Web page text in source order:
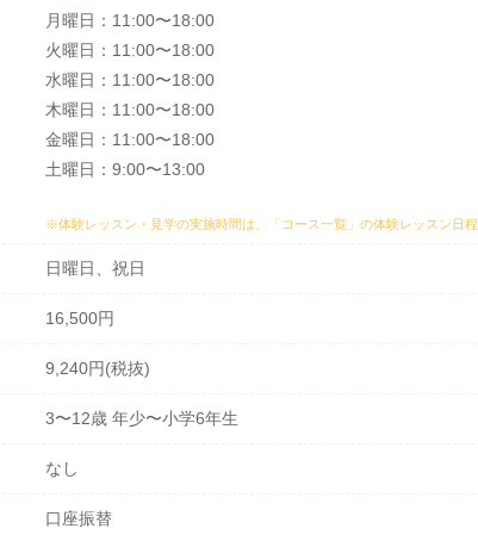
月曜日：11:00〜18:00
火曜日：11:00〜18:00
水曜日：11:00〜18:00
木曜日：11:00〜18:00
金曜日：11:00〜18:00
土曜日：9:00〜13:00
※体験レッスン・見学の実施時間は、 「コース一覧」の体験レッスン日程
日曜日、祝日
16,500円
9,240円(税抜)
3〜12歳 年少〜小学6年生
なし
口座振替